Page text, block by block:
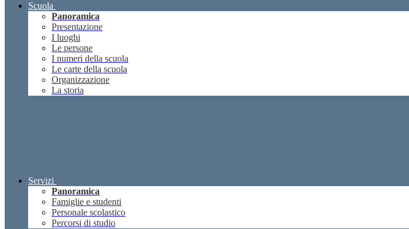
Scuola
Panoramica
Presentazione
I luoghi
Le persone
I numeri della scuola
Le carte della scuola
Organizzazione
La storia
Servizi
Panoramica
Famiglie e studenti
Personale scolastico
Percorsi di studio